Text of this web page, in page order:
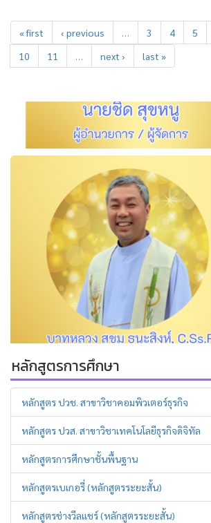
« first ‹ previous … 3 4 5
10
11 … next › last »
หลักสูตรการศึกษา
หลักสูตร ปวช. สาขาวิชาคอมพิวเตอร์ธุรกิจ
หลักสูตร ปวส. สาขาวิชาเทคโนโลยีธุรกิจดิจิทัล
หลักสูตรการศึกษาชั้นพื้นฐาน
หลักสูตรเบเกอรี่ (หลักสูตรระยะสั้น)
หลักสูตรช่างวีลแชร์ (หลักสูตรระยะสั้น)